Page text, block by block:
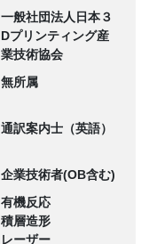
一般社団法人日本３
Dプリンティング産
業技術協会
無所属
通訳案内士（英語）
企業技術者(OB含む)
有機反応
積層造形
レーザー